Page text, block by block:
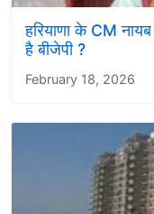
हरियाणा के CM
है बीजेपी ?
February 18, 2026